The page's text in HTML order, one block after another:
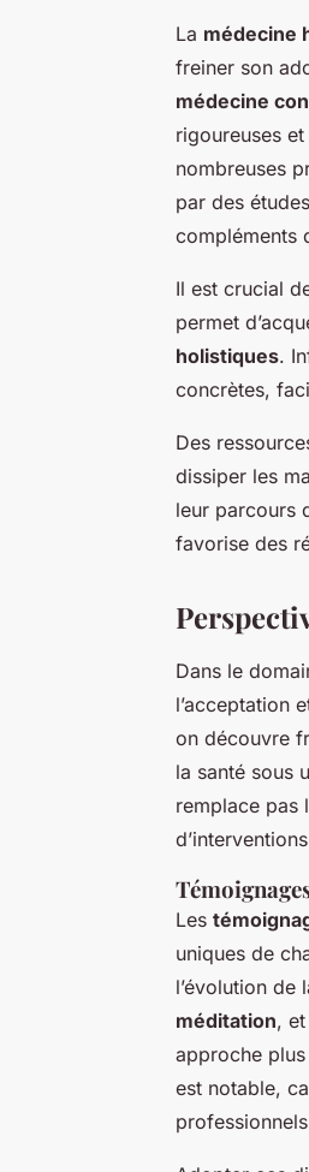
La médecine
freiner son
médecine
rigoureuses
nombreuses
par des
compléments
Il est crucial
permet
holistiques.
concrètes,
Des
dissiper les
leur parcours
favorise des
Dans le
l’acceptation
on découvre
la santé sous
remplace pas
Les
uniques de
l’évolution de
méditation, et
approche
est notable,